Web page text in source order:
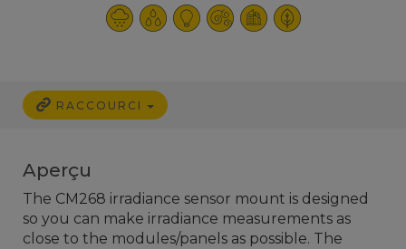
RACCOURCI
Aperçu
The CM268 irradiance sensor mount is designed
so you can make irradiance measurements as
close to the modules/panels as possible. The